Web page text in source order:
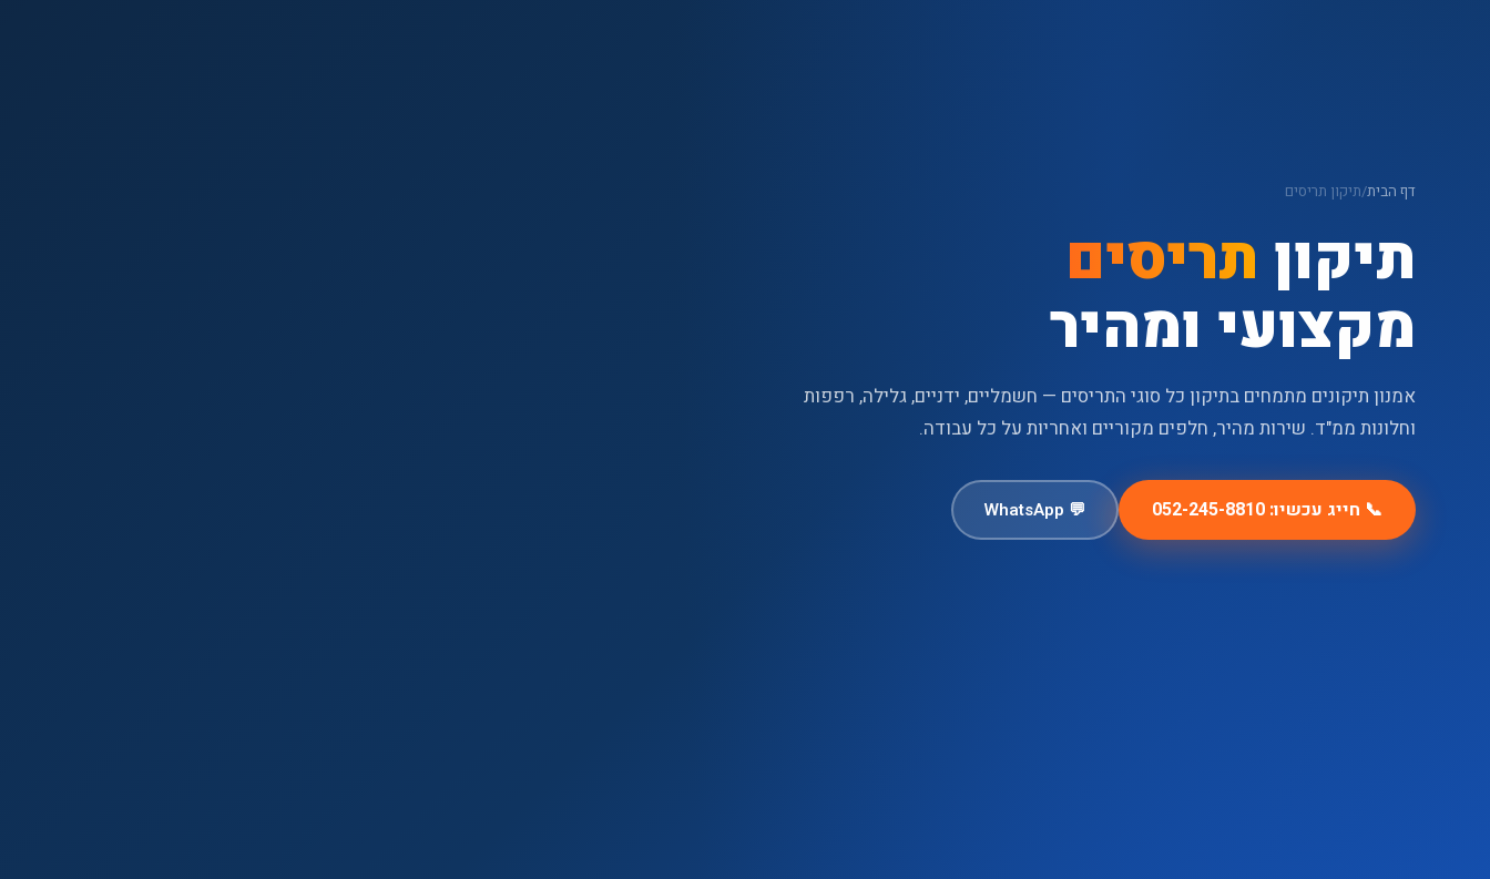
דף הבית/תיקון תריסים
תיקון תריסים
מקצועי ומהיר
אמנון תיקונים מתמחים בתיקון כל סוגי התריסים — חשמליים, ידניים, גלילה, רפפות
וחלונות ממ"ד. שירות מהיר, חלפים מקוריים ואחריות על כל עבודה.
📞 חייג עכשיו: 052-245-8810 💬 WhatsApp